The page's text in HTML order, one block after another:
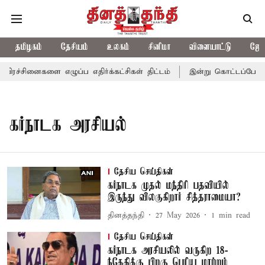
தமிழகம் தேசியம் உலகம் சினிமா விளையாட்டு
எழுப்ப எதிர்க்கட்சிகள் திட்டம் இன்று
கர்நாடக அரசியல்
தேசிய செய்திகள்
கர்நாடக முதல் மந்திரி பதவியில்
இருந்து விலகுகிறார் சித்தராமையா?
தினத்தந்தி 27 May 2026 1 min read
தேசிய செய்திகள்
கர்நாடக அரசியலில் வருகிற 18-
ந்தேதிக்கு பிறகு பெரிய மாற்றம்